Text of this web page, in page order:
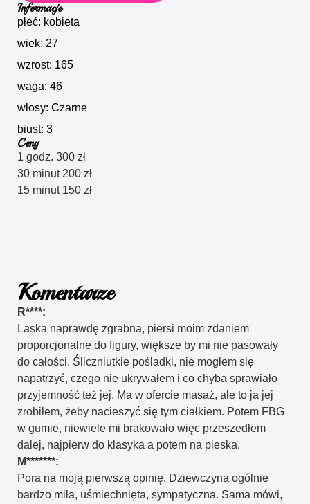
Informacje
płeć: kobieta
wiek: 27
wzrost: 165
waga: 46
włosy: Czarne
biust: 3
Ceny
1 godz. 300 zł
30 minut 200 zł
15 minut 150 zł
Komentarze
R****:
Laska naprawdę zgrabna, piersi moim zdaniem
proporcjonalne do figury, większe by mi nie pasowały
do całości. Śliczniutkie pośladki, nie mogłem się
napatrzyć, czego nie ukrywałem i co chyba sprawiało
przyjemność też jej. Ma w ofercie masaż, ale to ja jej
zrobiłem, żeby nacieszyć się tym ciałkiem. Potem FBG
w gumie, niewiele mi brakowało więc przeszedłem
dalej, najpierw do klasyka a potem na pieska.
M*******:
Pora na moją pierwszą opinię. Dziewczyna ogólnie
bardzo miła, uśmiechnięta, sympatyczna. Sama mówi,